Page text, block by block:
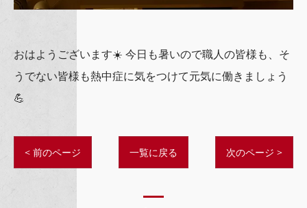
おはようございます☀️ 今日も暑いので職人の皆様も、そ
うでない皆様も熱中症に気をつけて元気に働きましょう
💪
< 前のページ 一覧に戻る 次のページ >